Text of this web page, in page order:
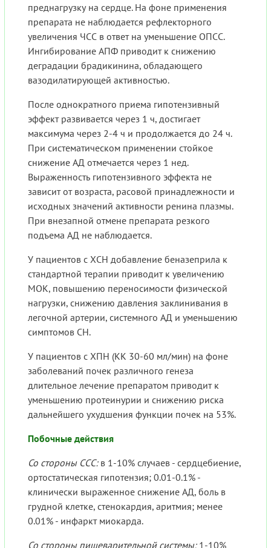
преднагрузку на сердце. На фоне применения
препарата не наблюдается рефлекторного
увеличения ЧСС в ответ на уменьшение ОПСС.
Ингибирование АПФ приводит к снижению
деградации брадикинина, обладающего
вазодилатирующей активностью.
После однократного приема гипотензивный
эффект развивается через 1 ч, достигает
максимума через 2-4 ч и продолжается до 24 ч.
При систематическом применении стойкое
снижение АД отмечается через 1 нед.
Выраженность гипотензивного эффекта не
зависит от возраста, расовой принадлежности и
исходных значений активности ренина плазмы.
При внезапной отмене препарата резкого
подъема АД не наблюдается.
У пациентов с ХСН добавление беназеприла к
стандартной терапии приводит к увеличению
МОК, повышению переносимости физической
нагрузки, снижению давления заклинивания в
легочной артерии, системного АД и уменьшению
симптомов СН.
У пациентов с ХПН (КК 30-60 мл/мин) на фоне
заболеваний почек различного генеза
длительное лечение препаратом приводит к
уменьшению протеинурии и снижению риска
дальнейшего ухудшения функции почек на 53%.
Побочные действия
Со стороны ССС:в 1-10% случаев - сердцебиение,
ортостатическая гипотензия; 0.01-0.1% -
клинически выраженное снижение АД, боль в
грудной клетке, стенокардия, аритмия; менее
0.01% - инфаркт миокарда.
Со стороны пищеварительной системы: 1-10%